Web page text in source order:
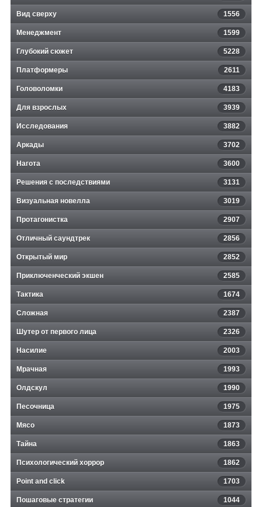
Вид сверху 1556
Менеджмент 1599
Глубокий сюжет 5228
Платформеры 2611
Головоломки 4183
Для взрослых 3939
Исследования 3882
Аркады 3702
Нагота 3600
Решения с последствиями 3131
Визуальная новелла 3019
Протагонистка 2907
Отличный саундтрек 2856
Открытый мир 2852
Приключенческий экшен 2585
Тактика 1674
Сложная 2387
Шутер от первого лица 2326
Насилие 2003
Мрачная 1993
Олдскул 1990
Песочница 1975
Мясо 1873
Тайна 1863
Психологический хоррор 1862
Point and click 1703
Пошаговые стратегии 1044